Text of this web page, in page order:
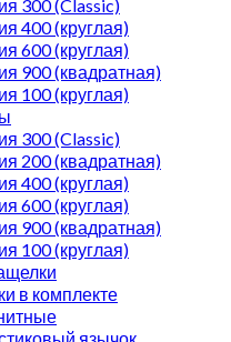
300 (Classic)
400 (круглая)
600 (круглая)
900 (квадратная)
100 (круглая)
300 (Classic)
200 (квадратная)
400 (круглая)
600 (круглая)
900 (квадратная)
100 (круглая)
в комплекте